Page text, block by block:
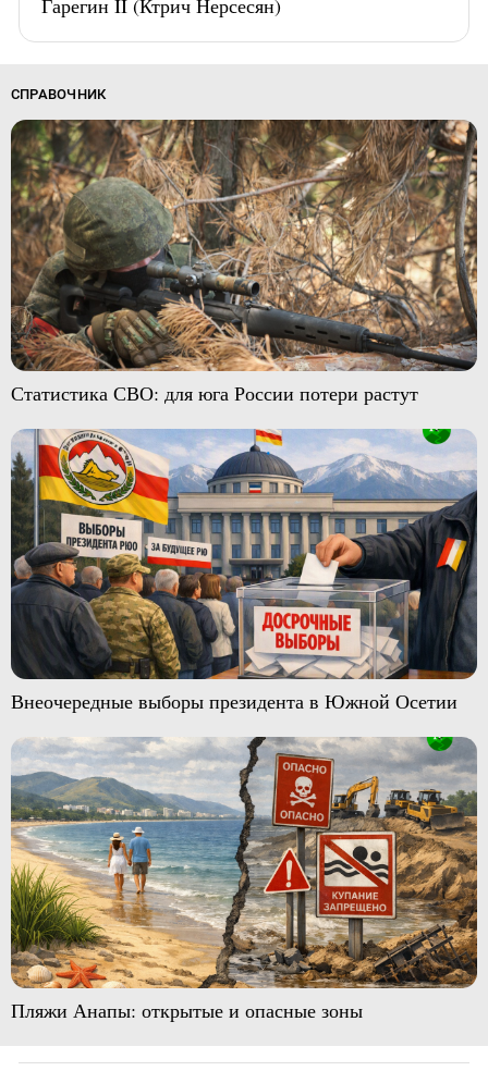
Гарегин II (Ктрич Нерсесян)
СПРАВОЧНИК
Статистика СВО: для юга России потери растут
Внеочередные выборы президента в Южной Осетии
Пляжи Анапы: открытые и опасные зоны